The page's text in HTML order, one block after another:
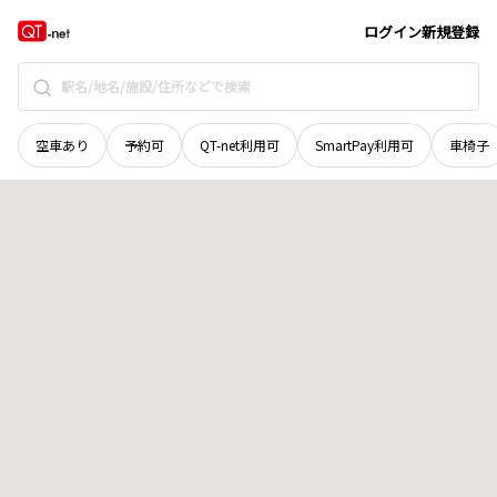
ログイン新規登録
空車あり 予約可 QT-net利用可 SmartPay利用可 車椅子
北海道